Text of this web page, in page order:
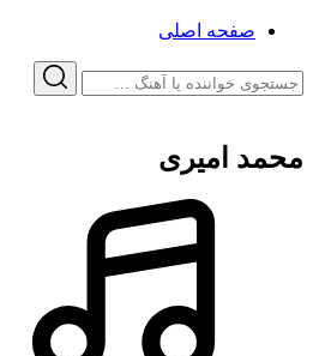
صفحه اصلی
محمد امیری